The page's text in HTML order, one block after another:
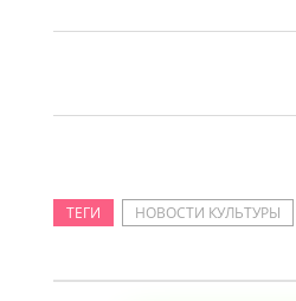
ТЕГИ НОВОСТИ КУЛЬТУРЫ